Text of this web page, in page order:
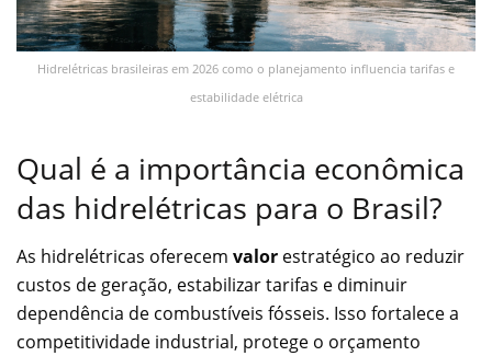
Hidrelétricas brasileiras em 2026 como o planejamento influencia tarifas e
estabilidade elétrica
Qual é a importância econômica
das hidrelétricas para o Brasil?
As hidrelétricas oferecem valor estratégico ao reduzir
custos de geração, estabilizar tarifas e diminuir
dependência de combustíveis fósseis. Isso fortalece a
competitividade industrial, protege o orçamento